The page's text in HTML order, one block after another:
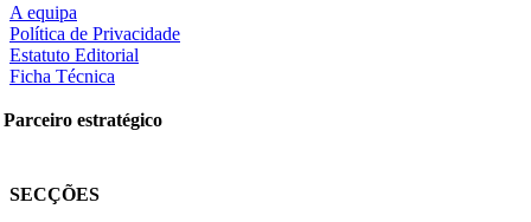
A equipa
Política de Privacidade
Estatuto Editorial
Ficha Técnica
Parceiro estratégico
SECÇÕES